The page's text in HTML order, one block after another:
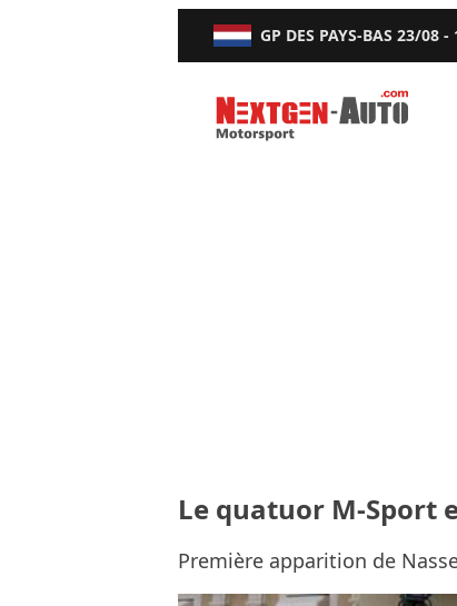
GP DES PAYS-BAS 23/08 -
Nextgen-Auto.com
Le quatuor M-Sport
Première apparition de